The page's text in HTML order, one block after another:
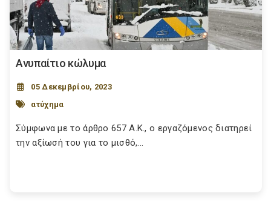
Ανυπαίτιο κώλυμα
05 Δεκεμβρίου, 2023
ατύχημα
Σύμφωνα με το άρθρο 657 Α.Κ., ο εργαζόμενος διατηρεί
την αξίωσή του για το μισθό,...